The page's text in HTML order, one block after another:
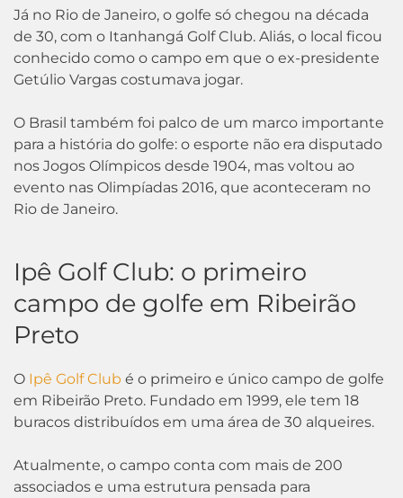
Já no Rio de Janeiro, o golfe só chegou na década
de 30, com o Itanhangá Golf Club. Aliás, o local ficou
conhecido como o campo em que o ex-presidente
Getúlio Vargas costumava jogar.
O Brasil também foi palco de um marco importante
para a história do golfe: o esporte não era disputado
nos Jogos Olímpicos desde 1904, mas voltou ao
evento nas Olimpíadas 2016, que aconteceram no
Rio de Janeiro.
Ipê Golf Club: o primeiro
campo de golfe em Ribeirão
Preto
O Ipê Golf Club é o primeiro e único campo de golfe
em Ribeirão Preto. Fundado em 1999, ele tem 18
buracos distribuídos em uma área de 30 alqueires.
Atualmente, o campo conta com mais de 200
associados e uma estrutura pensada para